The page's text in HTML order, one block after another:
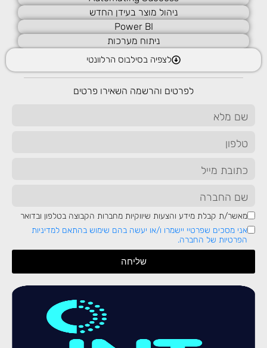
בינה מלאכותית גנרטיבית ( Generative AI או בקיצור
האחרון בתחום הטכנולוגיה. בשונה ממודלים מסורתיים של
בינה מלאכ...
בעידן בו הטכנולוגיה משנה את כללי המשחק כמעט בכל
תחום החל ממדיה ועד פוליטיקה מושג חדש תפס את מרכז
הבמה. מדובר בטכנולוגיה חדשנית ומתקדמת שמאפשרת
לכתבה המלאה
ניהול מוצר בעידן החדש
Power BI
ניתוח מערכות
לצפיה בסילבוס הרלוונטי
לפרטים והרשמה השאירו פרטים
מאשר/ת קבלת מידע והצעות שיווקיות מחברות הקבוצה בטלפון ובדואר
אני מסכים שפרטיי יישמרו ו/או יעשה בהם שימוש בהתאם למדיניות
הפרטיות של החברה.
שליחה